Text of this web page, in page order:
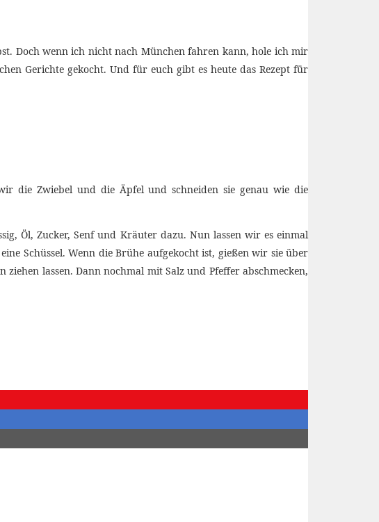
Doch wenn ich nicht nach München fahren kann, hole ich mir
Gerichte gekocht. Und für euch gibt es heute das Rezept für
die Zwiebel und die Äpfel und schneiden sie genau wie die
Öl, Zucker, Senf und Kräuter dazu. Nun lassen wir es einmal
Schüssel. Wenn die Brühe aufgekocht ist, gießen wir sie über
lassen. Dann nochmal mit Salz und Pfeffer abschmecken,